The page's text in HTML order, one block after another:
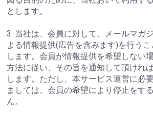
とします。
3. 当社は、会員に対して、メールマガ
よる情報提供(広告を含みます)を行う
します。会員が情報提供を希望しない
方法に従い、その旨を通知して頂けれ
します。ただし、本サービス運営に必
ましては、会員の希望により停止をす
ん。